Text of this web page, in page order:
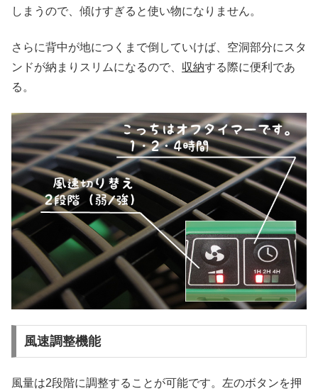
しまうので、傾けすぎると使い物になりません。
さらに背中が地につくまで倒していけば、空洞部分にスタ
ンドが納まりスリムになるので、 収納する際に便利であ
る。
風速調整機能
風量は2段階に調整することが可能です。左のボタンを押